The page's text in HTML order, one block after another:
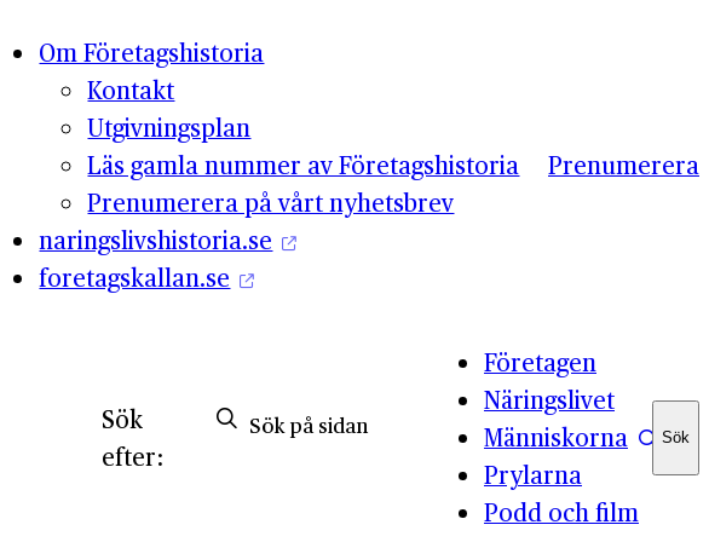
Om Företagshistoria
Kontakt
Utgivningsplan
Läs gamla nummer av Företagshistoria
Prenumerera på vårt nyhetsbrev
naringslivshistoria.se
foretagskallan.se
Prenumerera
Företagen
Näringslivet
Människorna
Prylarna
Podd och film
Sök
efter:
Sök
Sök